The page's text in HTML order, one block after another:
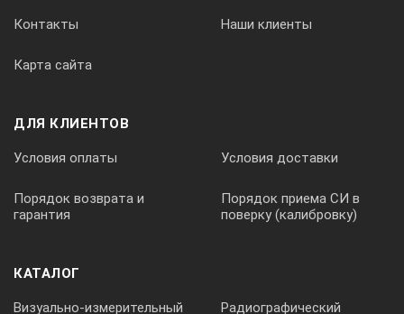
Контакты Наши клиенты
Карта сайта
ДЛЯ КЛИЕНТОВ
Условия оплаты Условия доставки
Порядок возврата и
гарантия
Порядок приема СИ в
поверку (калибровку)
КАТАЛОГ
Визуально-измерительный
Радиографический